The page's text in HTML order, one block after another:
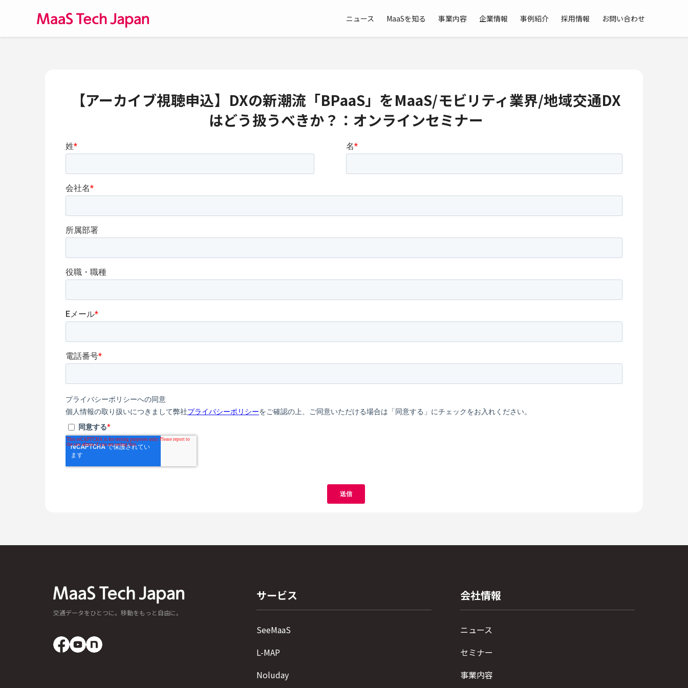
ニュース MaaSを知る 事業内容 企業情報 事例紹介 採用情報 お問い合わせ
【アーカイブ視聴申込】DXの新潮流「BPaaS」をMaaS/モビリティ業界/地域交通DX
はどう扱うべきか？：オンラインセミナー
交通データをひとつに。移動をもっと自由に。
サービス
SeeMaaS
L-MAP
Noluday
会社情報
ニュース
セミナー
事業内容